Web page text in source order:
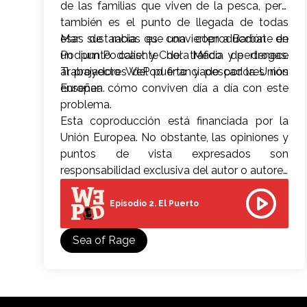
de las familias que viven de la pesca, pero
también es el punto de llegada de todas
esas sustancias que convierten a Barbate en
un punto caliente del tráfico de drogas.
Trabajadores del puerto y pescadores nos
enseñan cómo conviven día a día con este
problema.
Mar de rabia es una coproducción de
Podium Podcast y Chora Media y pertenece
al proyecto WePod financiado por la Unión
Europea.
Esta coproducción está financiada por la
Unión Europea. No obstante, las opiniones y
puntos de vista expresados son
responsabilidad exclusiva del autor o autores
y no reflejan necesariamente los de la Unión
Europea. Ni la Unión Europea ni la autoridad
que concede la subvención pueden ser
consideradas responsables de las mismas.
Episodio 2. El Puerto
Sea of Rage